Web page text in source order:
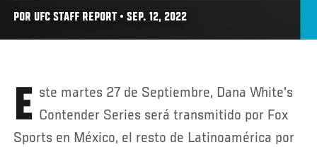
POR UFC STAFF REPORT • SEP. 12, 2022
Este martes 27 de Septiembre, Dana White's Contender Series será transmitido por Fox
Sports en México, el resto de Latinoamérica por